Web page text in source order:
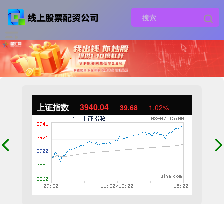
上证指数 3940.04 39.68 1.02%